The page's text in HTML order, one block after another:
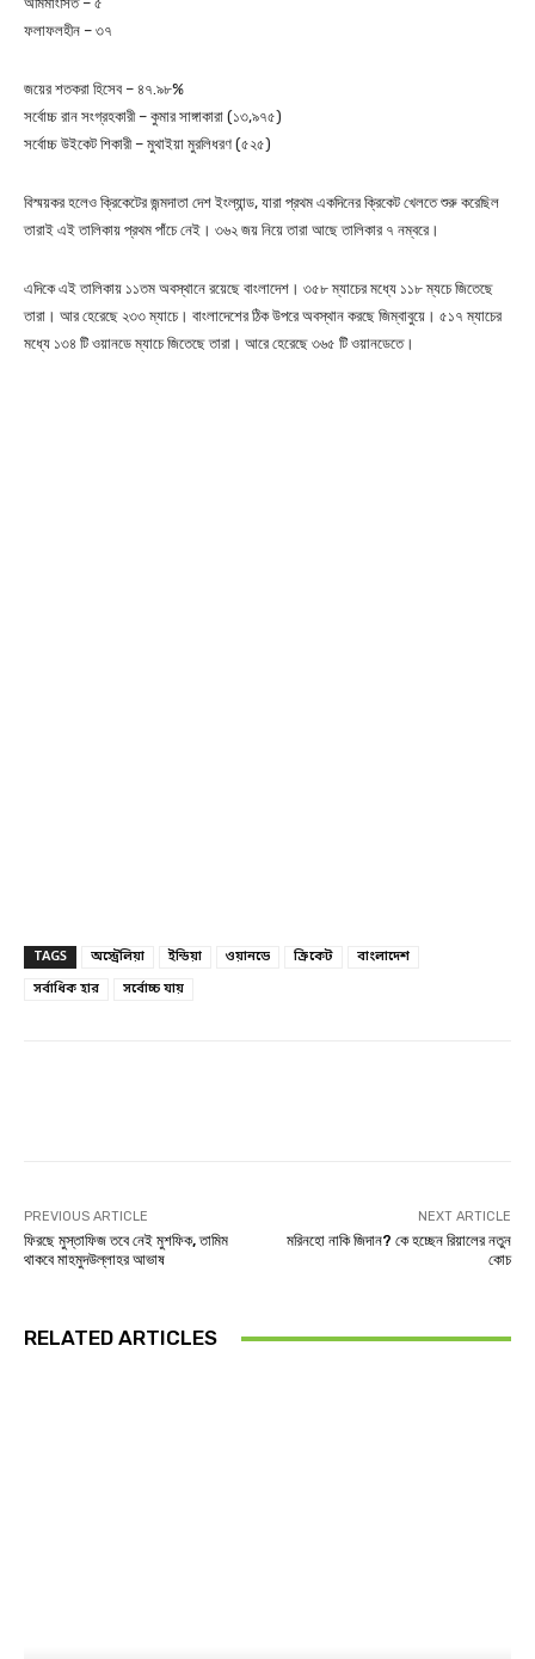
ফলাফলহীন – ৩৭
জয়ের শতকরা হিসেব – ৪৭.৯৮%
সর্বোচ্চ রান সংগ্রহকারী – কুমার সাঙ্গাকারা (১৩,৯৭৫)
সর্বোচ্চ উইকেট শিকারী – মুথাইয়া মুরলিধরণ (৫২৫)
বিস্ময়কর হলেও ক্রিকেটের জন্মদাতা দেশ ইংল্যান্ড, যারা প্রথম একদিনের ক্রিকেট খেলতে শুরু করেছিল
তারাই এই তালিকায় প্রথম পাঁচে নেই। ৩৬২ জয় নিয়ে তারা আছে তালিকার ৭ নম্বরে।
এদিকে এই তালিকায় ১১তম অবস্থানে রয়েছে বাংলাদেশ। ৩৫৮ ম্যাচের মধ্যে ১১৮ ম্যচে জিতেছে
তারা। আর হেরেছে ২৩৩ ম্যাচে। বাংলাদেশের ঠিক উপরে অবস্থান করছে জিম্বাবুয়ে। ৫১৭ ম্যাচের
মধ্যে ১৩৪ টি ওয়ানডে ম্যাচে জিতেছে তারা। আরে হেরেছে ৩৬৫ টি ওয়ানডেতে।
TAGS অস্ট্রেলিয়া ইন্ডিয়া ওয়ানডে ক্রিকেট
বাংলাদেশ
সর্বাধিক হার
সর্বোচ্চ যায়
PREVIOUS ARTICLE
ফিরছে মুস্তাফিজ তবে নেই মুশফিক, তামিম
থাকবে মাহমুদউল্লাহর আভাষ
NEXT ARTICLE
মরিনহো নাকি জিদান? কে হচ্ছেন রিয়ালের নতুন
কোচ
RELATED ARTICLES